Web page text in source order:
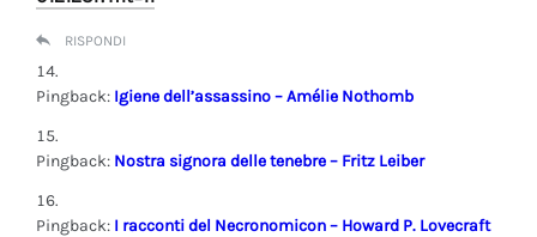
RISPONDI
Pingback: Igiene dell’assassino – Amélie Nothomb
Pingback: Nostra signora delle tenebre – Fritz Leiber
Pingback: I racconti del Necronomicon – Howard P. Lovecraft